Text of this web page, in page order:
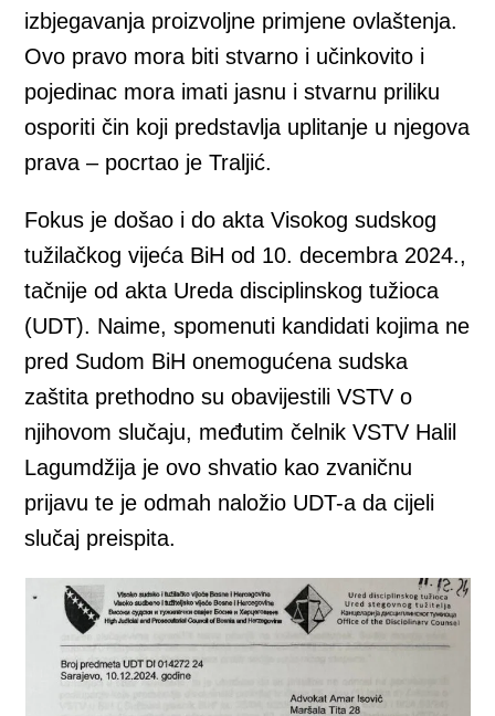
izbjegavanja proizvoljne primjene ovlaštenja.
Ovo pravo mora biti stvarno i učinkovito i
pojedinac mora imati jasnu i stvarnu priliku
osporiti čin koji predstavlja uplitanje u njegova
prava – pocrtao je Traljić.
Fokus je došao i do akta Visokog sudskog
tužilačkog vijeća BiH od 10. decembra 2024.,
tačnije od akta Ureda disciplinskog tužioca
(UDT). Naime, spomenuti kandidati kojima ne
pred Sudom BiH onemogućena sudska
zaštita prethodno su obavijestili VSTV o
njihovom slučaju, međutim čelnik VSTV Halil
Lagumdžija je ovo shvatio kao zvaničnu
prijavu te je odmah naložio UDT-a da cijeli
slučaj preispita.